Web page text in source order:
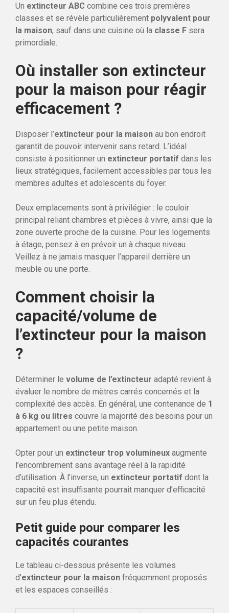
Un extincteur ABC combine ces trois premières
classes et se révèle particulièrement polyvalent pour
la maison, sauf dans une cuisine où la classe F sera
primordiale.
Où installer son extincteur
pour la maison pour réagir
efficacement ?
Disposer l’extincteur pour la maison au bon endroit
garantit de pouvoir intervenir sans retard. L’idéal
consiste à positionner un extincteur portatif dans les
lieux stratégiques, facilement accessibles par tous les
membres adultes et adolescents du foyer.
Deux emplacements sont à privilégier : le couloir
principal reliant chambres et pièces à vivre, ainsi que la
zone ouverte proche de la cuisine. Pour les logements
à étage, pensez à en prévoir un à chaque niveau.
Veillez à ne jamais masquer l’appareil derrière un
meuble ou une porte.
Comment choisir la
capacité/volume de
l’extincteur pour la maison
?
Déterminer le volume de l’extincteur adapté revient à
évaluer le nombre de mètres carrés concernés et la
complexité des accès. En général, une contenance de 1
à 6 kg ou litres couvre la majorité des besoins pour un
appartement ou une petite maison.
Opter pour un extincteur trop volumineux augmente
l’encombrement sans avantage réel à la rapidité
d’utilisation. À l’inverse, un extincteur portatif dont la
capacité est insuffisante pourrait manquer d’efficacité
sur un feu plus étendu.
Petit guide pour comparer les
capacités courantes
Le tableau ci-dessous présente les volumes
d’extincteur pour la maison fréquemment proposés
et les espaces conseillés :